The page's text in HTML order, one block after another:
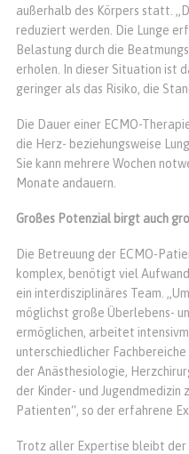
außerhalb des Körpers statt.
reduziert werden. Die Lunge
Belastung durch die
erholen. In dieser Situation ist
geringer als das Risiko, die
Die Dauer einer ECMO-
die Herz- beziehungsweise
Sie kann mehrere Wochen
Monate andauern.
Großes Potenzial birgt auch
Die Betreuung der ECMO-
komplex, benötigt viel
ein interdisziplinäres Team.
möglichst große Überlebens-
ermöglichen, arbeitet
unterschiedlicher
der Anästhesiologie,
der Kinder- und Jugendmedizin
Patienten“, so der erfahrene
Trotz aller Expertise bleibt